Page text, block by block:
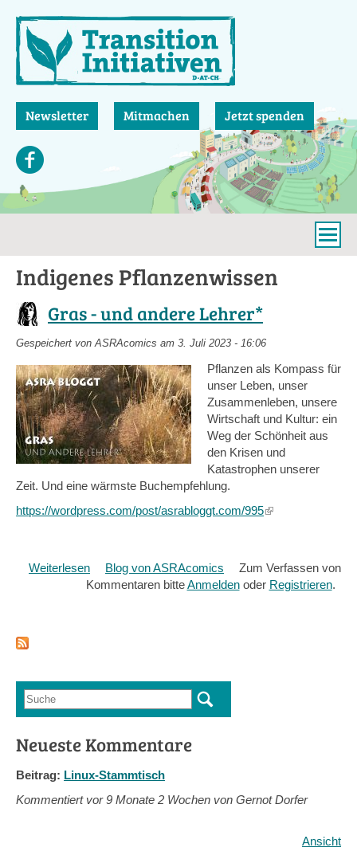
zum
Inhalt
Newsletter Mitmachen Jetzt spenden
Indigenes Pflanzenwissen
Gras - und andere Lehrer*
Gespeichert vonASRAcomics am 3. Juli 2023 - 16:06
Pflanzen als Kompass für
unser Leben, unser
Zusammenleben, unsere
Wirtschaft und Kultur: ein
Weg der Schönheit aus
den Krisen und
Katastrophen unserer
Zeit. Und eine wärmste Buchempfehlung.
https://wordpress.com/post/asrabloggt.com/995(link
Weiterlesen über
Gras
Blog von ASRAcomics
Zum Verfassen von
Kommentaren bitteAnmeldenoder Registrieren.
Suchformular
Suche
Neueste Kommentare
Beitrag: Linux-Stammtisch
Kommentiert vor9 Monate 2 Wochen von Gernot Dorfer
Ansicht